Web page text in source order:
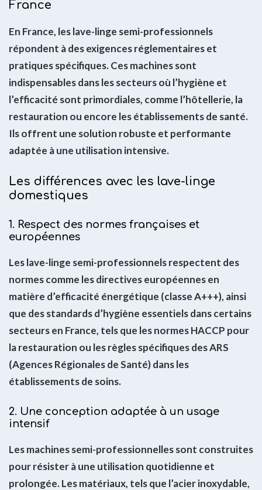
France
En France, les lave-linge semi-professionnels
répondent à des exigences réglementaires et
pratiques spécifiques. Ces machines sont
indispensables dans les secteurs où l’hygiène et
l’efficacité sont primordiales, comme l’hôtellerie, la
restauration ou encore les établissements de santé.
Ils offrent une solution robuste et performante
adaptée à une utilisation intensive.
Les différences avec les lave-linge
domestiques
1. Respect des normes françaises et
européennes
Les lave-linge semi-professionnels respectent des
normes comme les directives européennes en
matière d’efficacité énergétique (classe A+++), ainsi
que des standards d’hygiène essentiels dans certains
secteurs en France, tels que les normes HACCP pour
la restauration ou les règles spécifiques des ARS
(Agences Régionales de Santé) dans les
établissements de soins.
2. Une conception adaptée à un usage
intensif
Les machines semi-professionnelles sont construites
pour résister à une utilisation quotidienne et
prolongée. Les matériaux, tels que l’acier inoxydable,